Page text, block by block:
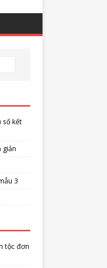
số kết
giản
3
tộc đơn